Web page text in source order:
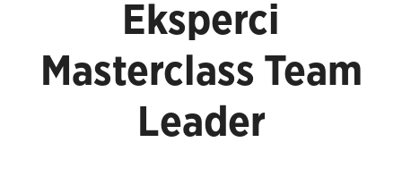
Eksperci
Masterclass Team
Leader